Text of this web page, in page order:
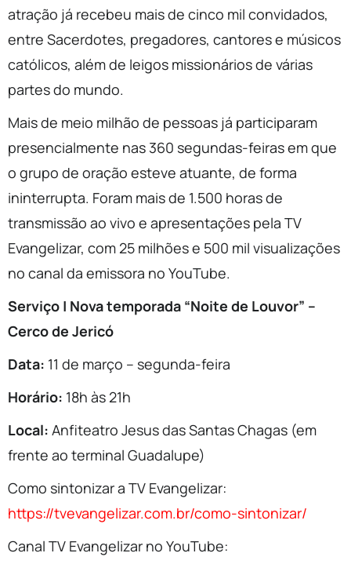
atração já recebeu mais de cinco mil convidados,
entre Sacerdotes, pregadores, cantores e músicos
católicos, além de leigos missionários de várias
partes do mundo.
Mais de meio milhão de pessoas já participaram
presencialmente nas 360 segundas-feiras em que
o grupo de oração esteve atuante, de forma
ininterrupta. Foram mais de 1.500 horas de
transmissão ao vivo e apresentações pela TV
Evangelizar, com 25 milhões e 500 mil visualizações
no canal da emissora no YouTube.
Serviço | Nova temporada “Noite de Louvor” –
Cerco de Jericó
Data: 11 de março – segunda-feira
Horário: 18h às 21h
Local: Anfiteatro Jesus das Santas Chagas (em
frente ao terminal Guadalupe)
Como sintonizar a TV Evangelizar:
https://tvevangelizar.com.br/como-sintonizar/
Canal TV Evangelizar no YouTube: